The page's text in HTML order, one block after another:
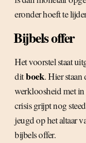
eronder hoeft te
Bijbels offer
Het voorstel staat
ditboek. Hier staan
werkloosheid met
crisis grijpt nog
jeugd op het altaar
bijbels offer.